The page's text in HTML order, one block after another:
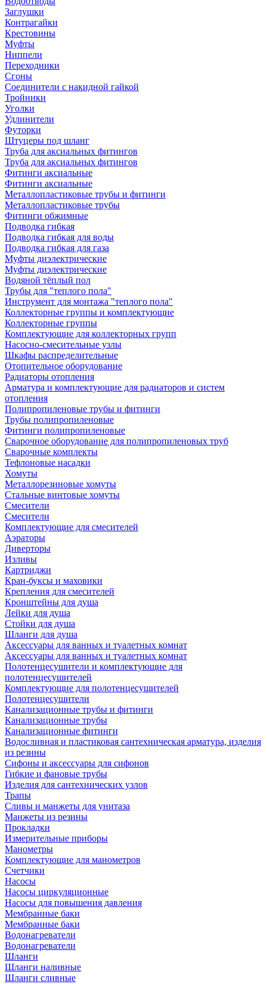
Заглушки
Контрагайки
Крестовины
Муфты
Ниппели
Переходники
Сгоны
Соединители с накидной гайкой
Тройники
Уголки
Удлинители
Футорки
Штуцеры под шланг
Труба для аксиальных фитингов
Труба для аксиальных фитингов
Фитинги аксиальные
Фитинги аксиальные
Металлопластиковые трубы и фитинги
Металлопластиковые трубы
Фитинги обжимные
Подводка гибкая
Подводка гибкая для воды
Подводка гибкая для газа
Муфты диэлектрические
Муфты диэлектрические
Водяной тёплый пол
Трубы для "теплого пола"
Инструмент для монтажа "теплого пола"
Коллекторные группы и комплектующие
Коллекторные группы
Комплектующие для коллекторных групп
Насосно-смесительные узлы
Шкафы распределительные
Отопительное оборудование
Радиаторы отопления
Арматура и комплектующие для радиаторов и систем
отопления
Полипропиленовые трубы и фитинги
Трубы полипропиленовые
Фитинги полипропиленовые
Сварочное оборудование для полипропиленовых труб
Сварочные комплекты
Тефлоновые насадки
Хомуты
Металлорезиновые хомуты
Стальные винтовые хомуты
Смесители
Смесители
Комплектующие для смесителей
Аэраторы
Диверторы
Изливы
Картриджи
Кран-буксы и маховики
Крепления для смесителей
Кронштейны для душа
Лейки для душа
Стойки для душа
Шланги для душа
Аксессуары для ванных и туалетных комнат
Аксессуары для ванных и туалетных комнат
Полотенцесушители и комплектующие для
полотенцесушителей
Комплектующие для полотенцесушителей
Полотенцесушители
Канализационные трубы и фитинги
Канализационные трубы
Канализационные фитинги
Водосливная и пластиковая сантехническая арматура, изделия
из резины
Сифоны и аксессуары для сифонов
Гибкие и фановые трубы
Изделия для сантехнических узлов
Трапы
Сливы и манжеты для унитаза
Манжеты из резины
Прокладки
Измерительные приборы
Манометры
Комплектующие для манометров
Счетчики
Насосы
Насосы циркуляционные
Насосы для повышения давления
Мембранные баки
Мембранные баки
Водонагреватели
Водонагреватели
Шланги
Шланги наливные
Шланги сливные